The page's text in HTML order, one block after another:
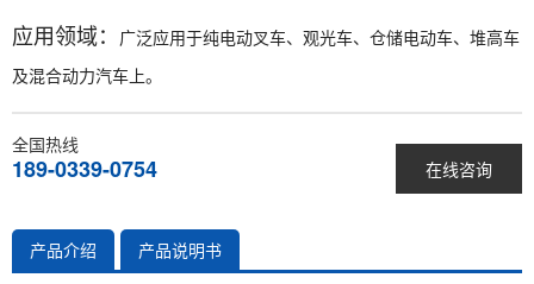
应用领域：
广泛应用于纯电动叉车、观光车、仓储电动车、堆高车
及混合动力汽车上。
在线咨询
全国热线
189-0339-0754
产品介绍 产品说明书